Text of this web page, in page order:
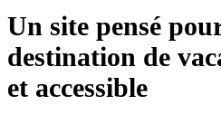
Un site pensé
destination de
et accessible